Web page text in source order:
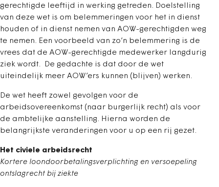
gerechtigde leeftijd in werking getreden. Doelstelling
van deze wet is om belemmeringen voor het in dienst
houden of in dienst nemen van AOW-gerechtigden weg
te nemen. Een voorbeeld van zo’n belemmering is de
vrees dat de AOW-gerechtigde medewerker langdurig
ziek wordt. De gedachte is dat door de wet
uiteindelijk meer AOW’ers kunnen (blijven) werken.
De wet heeft zowel gevolgen voor de
arbeidsovereenkomst (naar burgerlijk recht) als voor
de ambtelijke aanstelling. Hierna worden de
belangrijkste veranderingen voor u op een rij gezet.
Het civiele arbeidsrecht
Kortere loondoorbetalingsverplichting en versoepeling
ontslagrecht bij ziekte